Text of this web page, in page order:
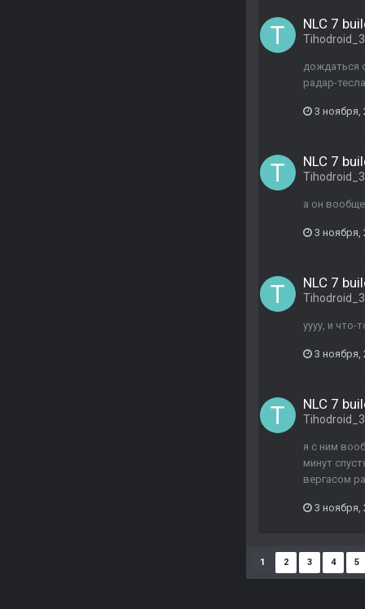
NLC 7
дождаться
радар-
3 ноября,
NLC 7
а он
3 ноября,
NLC 7
уууу, и что-
3 ноября,
NLC 7
я с ним
минут
вергасом
3 ноября,
1 2 3 4 5